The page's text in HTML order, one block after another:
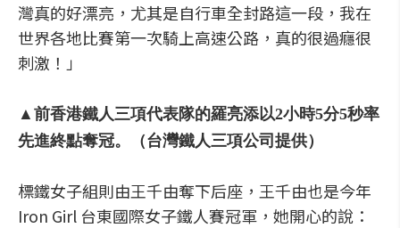
灣真的好漂亮，尤其是自行車全封路這一段，我在
世界各地比賽第一次騎上高速公路，真的很過癮很
刺激！」
▲前香港鐵人三項代表隊的羅亮添以2小時5分5秒率
先進終點奪冠。（台灣鐵人三項公司提供）
標鐵女子組則由王千由奪下后座，王千由也是今年
Iron Girl 台東國際女子鐵人賽冠軍，她開心的說：